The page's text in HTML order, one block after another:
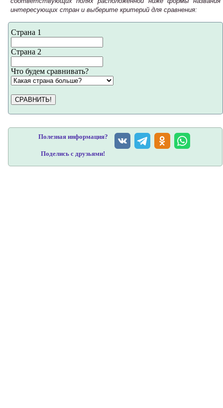
интересующих стран и выберите критерий для сравнения:
Страна 1
Страна 2
Что будем сравнивать?
СРАВНИТЬ!
Полезная информация?
Поделись с друзьями!